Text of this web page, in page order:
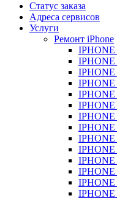
Статус заказа
Адреса сервисов
Услуги
Ремонт iPhone
IPHONE
IPHONE
IPHONE
IPHONE
IPHONE
IPHONE
IPHONE
IPHONE
IPHONE
IPHONE
IPHONE